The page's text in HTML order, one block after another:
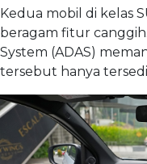
Kedua mobil di kelas
beragam fitur
System (ADAS)
tersebut hanya